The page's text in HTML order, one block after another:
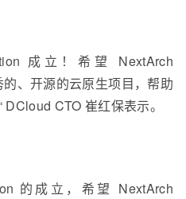
成立！希望 NextArch
、开源的云原生项目，帮助
CTO 崔红保表示。
的成立，希望 NextArch